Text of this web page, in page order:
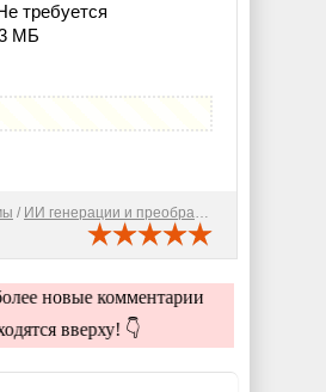
требуется
МБ
/ ИИ генерации и преобразования
новые комментарии
вверху! 👇